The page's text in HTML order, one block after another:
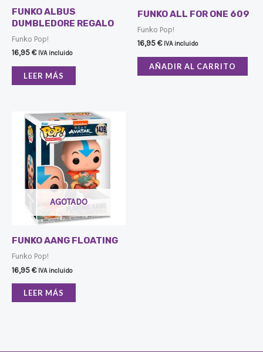
FUNKO ALBUS
DUMBLEDORE REGALO
Funko Pop!
16,95€ IVA incluido
LEER MÁS
FUNKO ALL FOR ONE 609
Funko Pop!
16,95€ IVA incluido
AÑADIR AL CARRITO
AGOTADO
FUNKO AANG FLOATING
Funko Pop!
16,95€ IVA incluido
LEER MÁS